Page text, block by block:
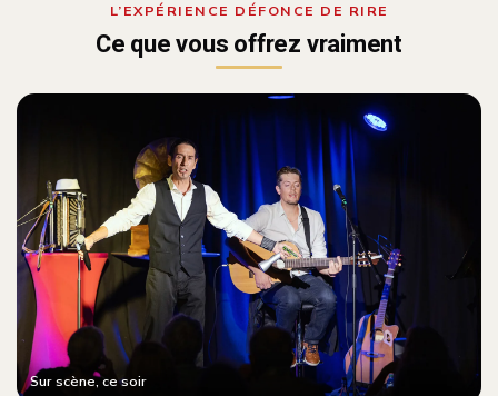
L’EXPÉRIENCE DÉFONCE DE RIRE
Ce que vous offrez vraiment
Sur scène, ce soir